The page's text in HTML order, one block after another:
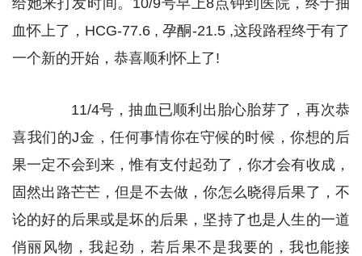
血怀上了，HCG-77.6 , 孕酮-21.5 ,这段路程终于有了
一个新的开始，恭喜顺利怀上了!
11/4号，抽血已顺利出胎心胎芽了，再次恭
喜我们的J金，任何事情你在守候的时候，你想的后
果一定不会到来，惟有支付起劲了，你才会有收成，
固然出路芒芒，但是不去做，你怎么晓得后果了，不
论的好的后果或是坏的后果，坚持了也是人生的一道
俏丽风物，我起劲，若后果不是我要的，我也能接